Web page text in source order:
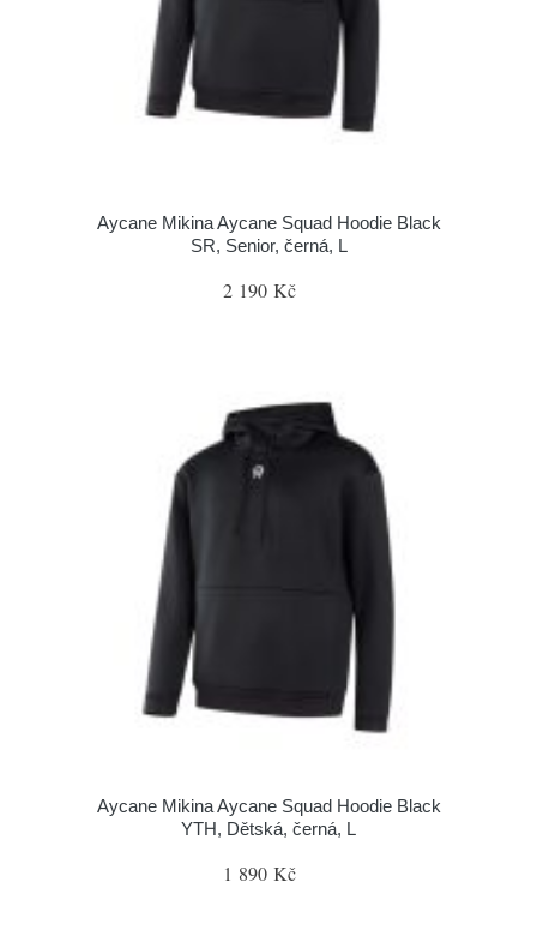
Aycane Mikina Aycane Squad Hoodie Black
SR, Senior, černá, L
2 190 Kč
Aycane Mikina Aycane Squad Hoodie Black
YTH, Dětská, černá, L
1 890 Kč